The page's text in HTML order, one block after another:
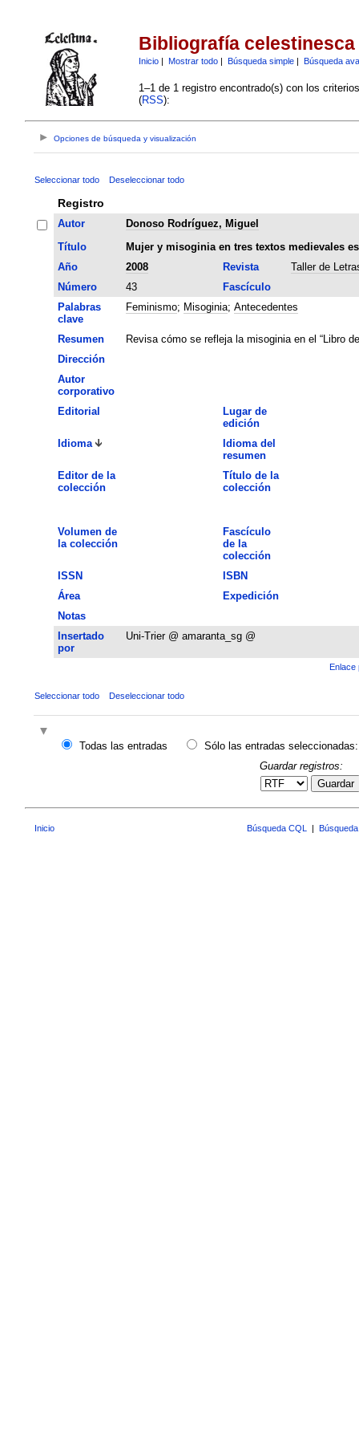
Bibliografía celestinesca
Inicio| Mostrar todo| Búsqueda simple| Búsqueda
1–1 de 1 registro encontrado(s) con los
(RSS):
Opciones de búsqueda y visualización
Seleccionar todo Deseleccionar todo
Registro
Autor
Donoso Rodríguez, Miguel
Título
Mujer y misoginia en tres textos medievales
Año
2008 Revista
Taller de
Número
43
Fascículo
Palabras
clave
Feminismo; Misoginia; Antecedentes
Resumen
Revisa cómo se refleja la misoginia en el “Libro
Dirección
Autor
corporativo
Editorial
Lugar de
edición
Idioma
Idioma del
resumen
Editor de la
colección
Título de la
colección
Volumen de
la colección
Fascículo
de la
colección
ISSN
ISBN
Área
Expedición
Notas
Insertado
por
Uni-Trier @ amaranta_sg @
Enlace
Seleccionar todo Deseleccionar todo
Todas las entradas
Sólo las entradas seleccionadas:
Guardar registros:
Guardar
Inicio Búsqueda CQL